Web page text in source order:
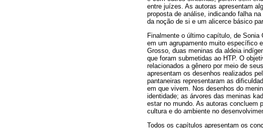
entre juízes. As autoras apresentam
proposta de análise, indicando falha
da noção de si e um alicerce básico
Finalmente o último capítulo, de
em um agrupamento muito específico
Grosso, duas meninas da aldeia
que foram submetidas ao HTP. O
relacionados a gênero por meio de
apresentam os desenhos realizados
pantaneiras representaram as
em que vivem. Nos desenhos do
identidade; as árvores das meninas
estar no mundo. As autoras concluem
cultura e do ambiente no
Todos os capítulos apresentam os